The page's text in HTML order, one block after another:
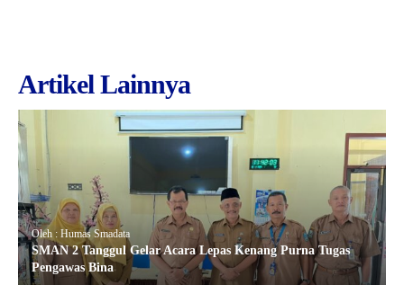
Artikel Lainnya
Oleh : Humas Smadata
SMAN 2 Tanggul Gelar Acara Lepas Kenang Purna Tugas
Pengawas Bina